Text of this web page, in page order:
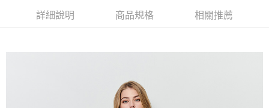
7-11付款後取貨-訂單滿 $2000 元即享免運服務-未滿則另收
詳細說明 商品規格 相關推薦